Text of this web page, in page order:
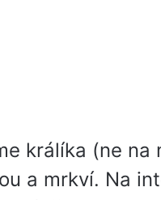
králíka (ne na
a mrkví. Na